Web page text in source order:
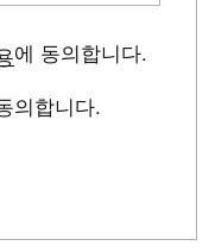
에 동의합니다.
의합니다.